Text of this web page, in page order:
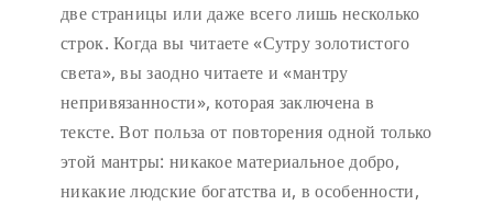
две страницы или даже всего лишь несколько
строк. Когда вы читаете «Сутру золотистого
света», вы заодно читаете и «мантру
непривязанности», которая заключена в
тексте. Вот польза от повторения одной только
этой мантры: никакое материальное добро,
никакие людские богатства и, в особенности,